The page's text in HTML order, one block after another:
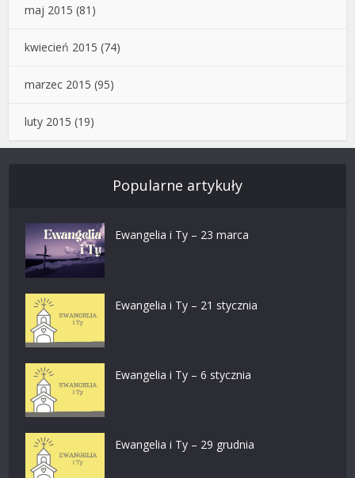
maj 2015 (81)
kwiecień 2015 (74)
marzec 2015 (95)
luty 2015 (19)
Popularne artykuły
Ewangelia i Ty – 23 marca
Ewangelia i Ty – 21 stycznia
Ewangelia i Ty – 6 stycznia
Ewangelia i Ty – 29 grudnia